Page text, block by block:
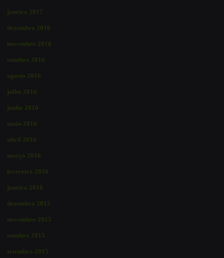
janeiro 2017
dezembro 2016
novembro 2016
outubro 2016
agosto 2016
julho 2016
junho 2016
maio 2016
abril 2016
março 2016
fevereiro 2016
janeiro 2016
dezembro 2015
novembro 2015
outubro 2015
setembro 2015